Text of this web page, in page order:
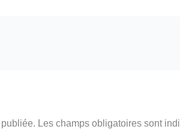
Les champs obligatoires sont